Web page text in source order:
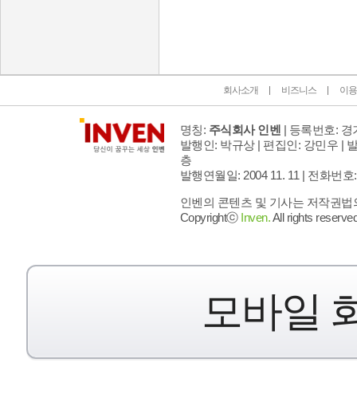
회사소개 비즈니스 이
명칭: 주식회사 인벤 | 등록번호: 경
발행인: 박규상 | 편집인: 강민우 |
층
발행연월일: 2004 11. 11 | 전화번호
인벤의 콘텐츠 및 기사는 저작권
Copyrightⓒ Inven.All rights
모바일